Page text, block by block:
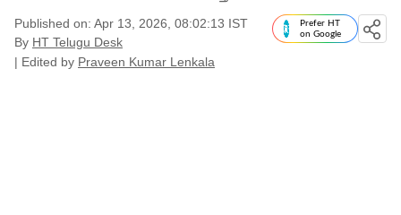
Published on: Apr 13, 2026, 08:02:13 IST
By HT Telugu Desk
| Edited by Praveen Kumar Lenkala
Prefer HT
on Google